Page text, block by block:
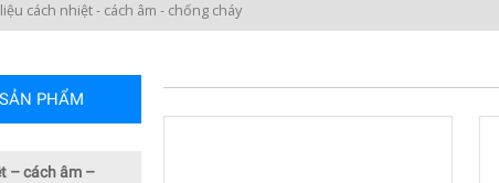
cách nhiệt - cách âm - chống cháy
PHẨM
– cách âm –